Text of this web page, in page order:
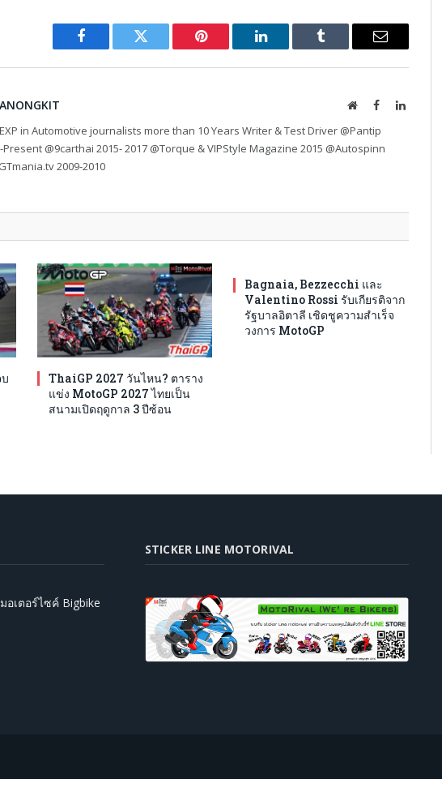
Facebook Twitter Pinterest LinkedIn Tumblr Email
WebsiteFacebookLinkedIn
in Automotive journalists more than 10 Years Writer & Test Driver @Pantip
@9carthai 2015- 2017 @Torque & VIPStyle Magazine 2015 @Autospinn
2009-2010
ThaiGP 2027 วันไหน? ตาราง
แข่ง MotoGP 2027 ไทยเป็น
สนามเปิดฤดูกาล 3 ปีซ้อน
Bagnaia, Bezzecchi และ
Valentino Rossi รับเกียรติจาก
รัฐบาลอิตาลี เชิดชูความสำเร็จ
วงการ MotoGP
อเตอร์ไซค์ Bigbike
STICKER LINE MOTORIVAL